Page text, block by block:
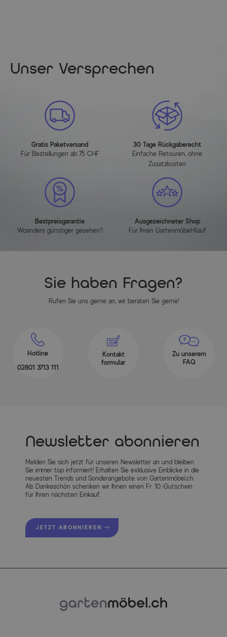
Länge (cm)
Höhe (cm)
Hauptfarbe creme
Montageanleitung
HERUNTERLADEN (PDF)
Unser Versprechen
Gratis Paketversand
Für Bestellungen ab 75 CHF
30 Tage Rückgaberecht
Einfache Retouren, ohne
Zusatzkosten
Bestpreisgarantie
Woanders günstiger gesehen?
Ausgezeichneter Shop
Für Ihren Gartenmöbel-Kauf
Sie haben Fragen?
Rufen Sie uns gerne an, wir beraten Sie gerne!
Hotline
02801 3713 111
Kontakt
formular
Zu unserem
FAQ
Newsletter abonnieren
Melden Sie sich jetzt für unseren Newsletter an und bleiben
Sie immer top informiert! Erhalten Sie exklusive Einblicke in die
neuesten Trends und Sonderangebote von Gartenmöbel.ch.
Als Dankeschön schenken wir Ihnen einen Fr. 10.-Gutschein
für Ihren nächsten Einkauf.
JETZT ABONNIEREN